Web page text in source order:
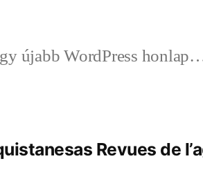
újabb WordPress
Revues de